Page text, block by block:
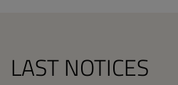
LAST NOTICES